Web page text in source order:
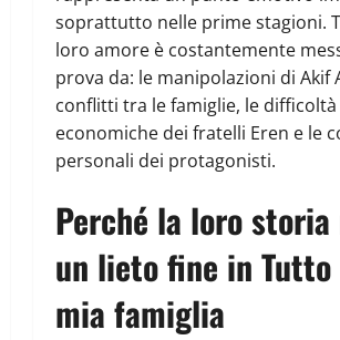
soprattutto nelle prime stagioni.
loro amore è costantemente
prova da: le manipolazioni di Akif
conflitti tra le famiglie, le difficoltà
economiche dei fratelli Eren e le
personali dei protagonisti.
Perché la loro storia
un lieto fine in
mia famiglia